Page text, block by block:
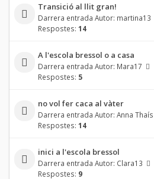
Transició al llit gran!
Darrera entrada Autor: martina13
Respostes: 14
A l'escola bressol o a casa
Darrera entrada Autor: Mara17
Respostes: 5
no vol fer caca al vàter
Darrera entrada Autor: Anna Thaís
Respostes: 14
inici a l'escola bressol
Darrera entrada Autor: Clara13
Respostes: 9